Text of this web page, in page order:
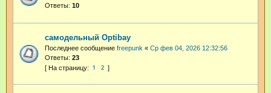
Ответы: 10
самодельный Optibay
Последнее сообщение freepunk « Ср фев 04, 2026 12:32:56
Ответы: 23
1 2